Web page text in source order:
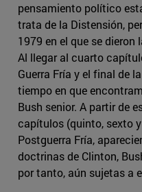
pensamiento político
trata de la Distensión,
1979 en el que se dieron
Al llegar al cuarto
Guerra Fría y el final de
tiempo en que
Bush senior. A partir de
capítulos (quinto, sexto
Postguerra Fría,
doctrinas de Clinton,
por tanto, aún sujetas a